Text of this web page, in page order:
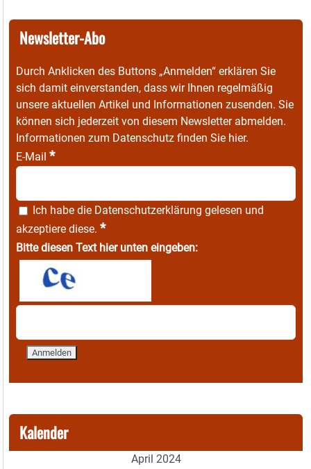
Newsletter-Abo
Durch Anklicken des Buttons „Anmelden“ erklären Sie
sich damit einverstanden, dass wir Ihnen regelmäßig
unsere aktuellen Artikel und Informationen zusenden. Sie
können sich jederzeit von diesem Newsletter abmelden.
Informationen zum Datenschutz finden Sie hier.
E-Mail *
Ich habe die Datenschutzerklärung gelesen und
akzeptiere diese. *
Bitte diesen Text hier unten eingeben:
Kalender
April 2024